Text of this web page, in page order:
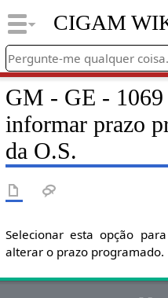
CIGAM
GM - GE -
informar prazo
da O.S.
Selecionar esta opção
alterar o prazo programado.